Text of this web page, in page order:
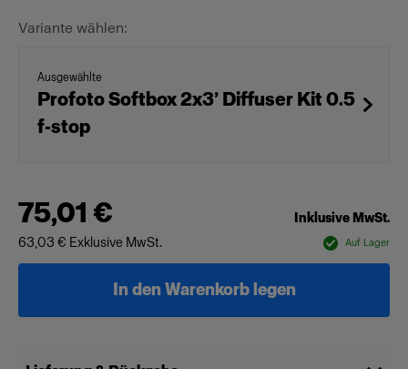
Variante wählen:
Ausgewählte
Profoto Softbox 2x3’ Diffuser Kit 0.5
f-stop
75,01 €
Inklusive MwSt.
63,03 € Exklusive MwSt. Auf Lager
In den Warenkorb legen